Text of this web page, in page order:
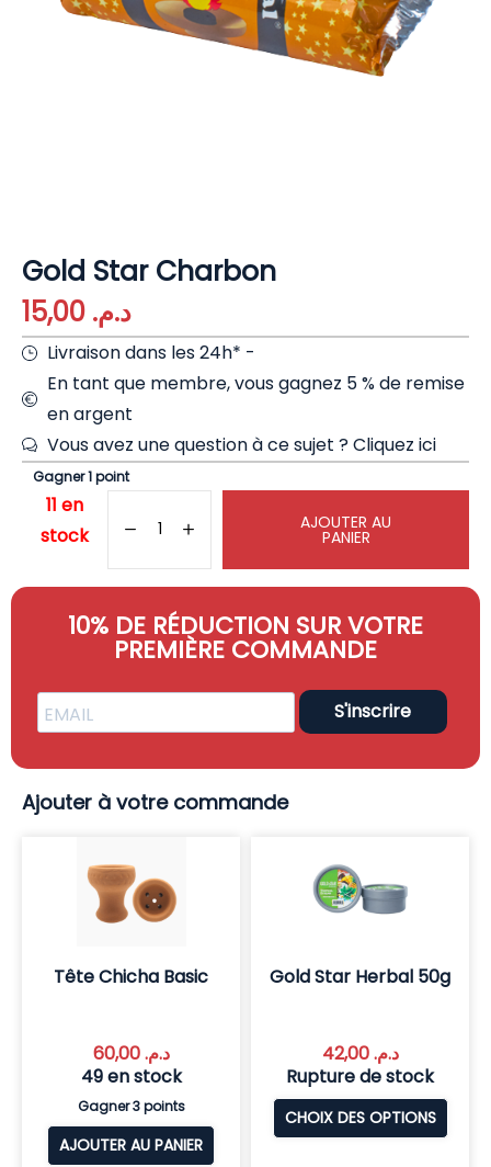
Gold Star Charbon
د.م.
Livraison dans les 24h* -
En tant que membre, vous gagnez 5 % de remise
en argent
Vous avez une question à ce sujet ?Cliquez ici
Gagner 1 point
11 en
stock
AJOUTER AU
PANIER
10% DE RÉDUCTION SUR VOTRE
PREMIÈRE COMMANDE
S'inscrire
Ajouter à votre commande
Tête Chicha Basic
د.م.60,00
49 en stock
Gagner 3 points
AJOUTER AU PANIER
Gold Star Herbal 50g
د.م.42,00
Rupture de stock
CHOIX DES OPTIONS